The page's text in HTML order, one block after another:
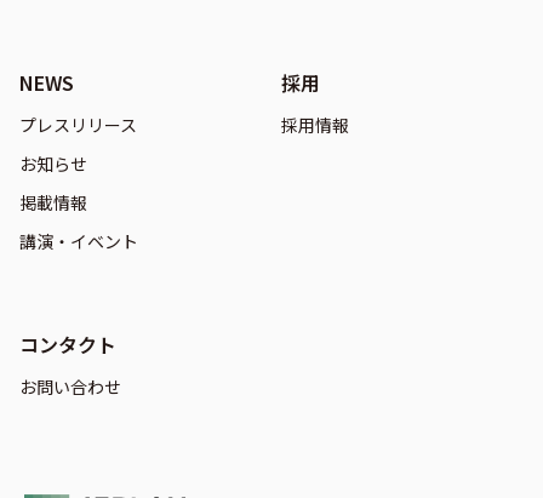
NEWS
プレスリリース
お知らせ
掲載情報
講演・イベント
採用
採用情報
コンタクト
お問い合わせ